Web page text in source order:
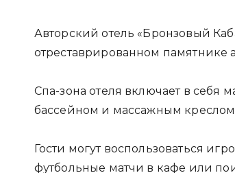
Авторский отель «Бронзовый
отреставрированном памятнике
Спа-зона отеля включает в себя
бассейном и массажным
Гости могут воспользоваться
футбольные матчи в кафе или